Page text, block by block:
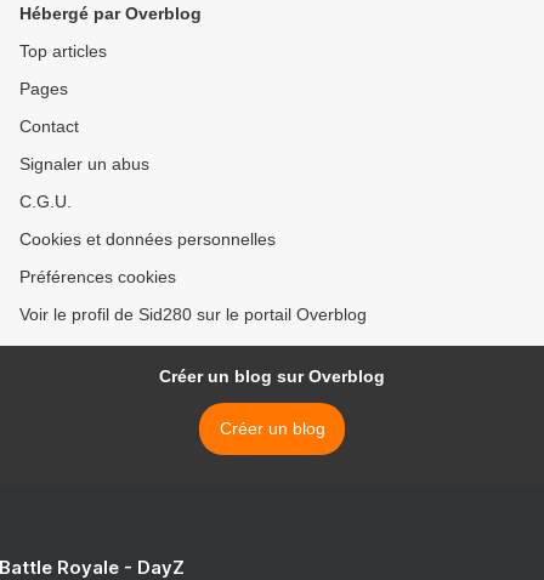
Hébergé par Overblog
Top articles
Pages
Contact
Signaler un abus
C.G.U.
Cookies et données personnelles
Préférences cookies
Voir le profil de Sid280 sur le portail Overblog
Créer un blog sur Overblog
Créer un blog
Royale - DayZ